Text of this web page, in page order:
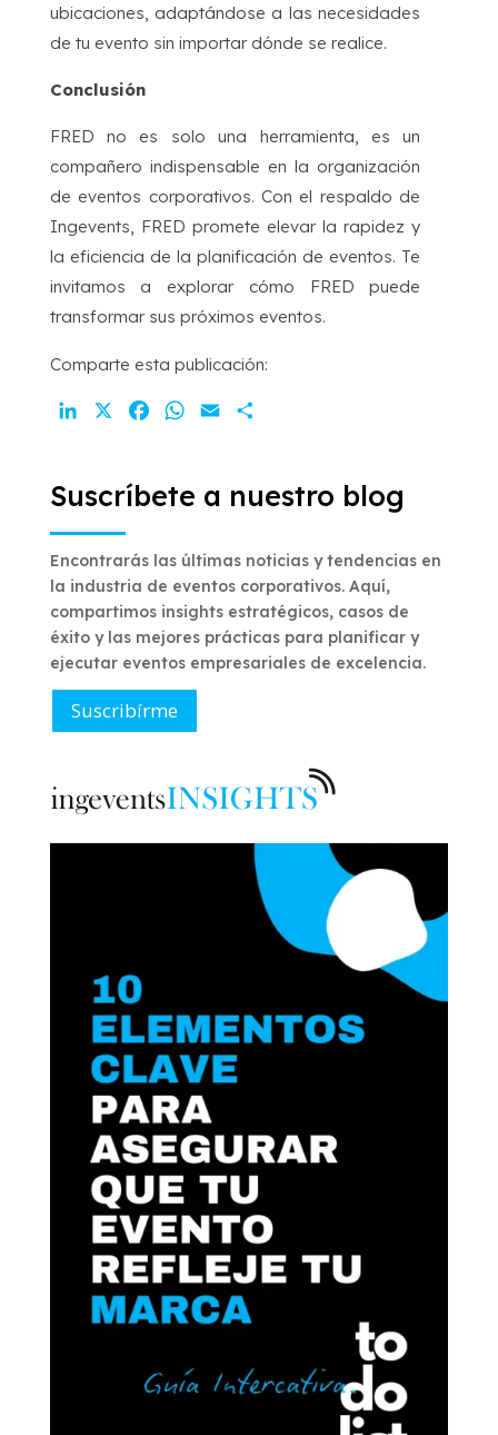
ubicaciones, adaptándose a las necesidades
de tu evento sin importar dónde se realice.
Conclusión
FRED no es solo una herramienta, es un
compañero indispensable en la organización
de eventos corporativos. Con el respaldo de
Ingevents, FRED promete elevar la rapidez y
la eficiencia de la planificación de eventos. Te
invitamos a explorar cómo FRED puede
transformar sus próximos eventos.
Comparte esta publicación:
LinkedIn Facebook
WhatsApp
Email
Suscríbete a nuestro blog
Encontrarás las últimas noticias y tendencias en
la industria de eventos corporativos. Aquí,
compartimos insights estratégicos, casos de
éxito y las mejores prácticas para planificar y
ejecutar eventos empresariales de excelencia.
Suscribírme